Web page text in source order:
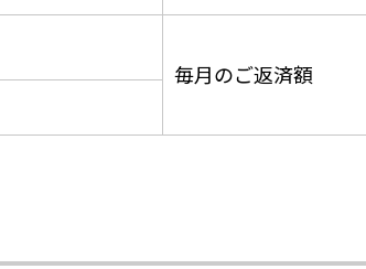
毎月のご返済額